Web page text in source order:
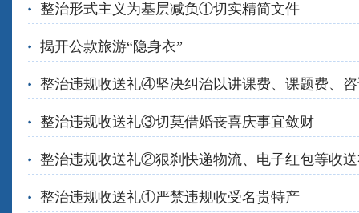
整治形式主义为基层减负①切实精简文件
揭开公款旅游“隐身衣”
整治违规收送礼④坚决纠治以讲课费、课题费、
整治违规收送礼③切莫借婚丧喜庆事宜敛财
整治违规收送礼②狠刹快递物流、电子红包等收
整治违规收送礼①严禁违规收受名贵特产